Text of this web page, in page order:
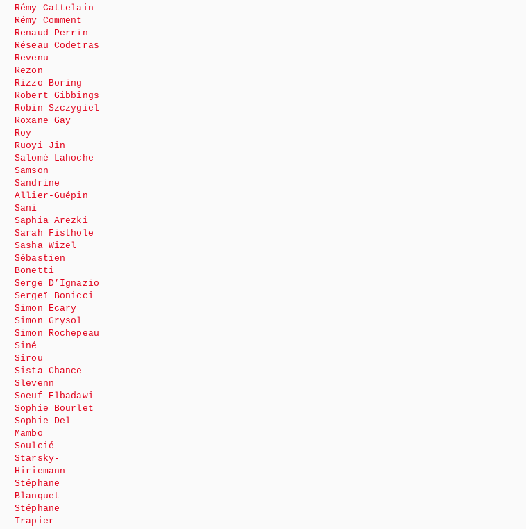
Rémy Cattelain
Rémy Comment
Renaud Perrin
Réseau Codetras
Revenu
Rezon
Rizzo Boring
Robert Gibbings
Robin Szczygiel
Roxane Gay
Roy
Ruoyi Jin
Salomé Lahoche
Samson
Sandrine
Allier-Guépin
Sani
Saphia Arezki
Sarah Fisthole
Sasha Wizel
Sébastien
Bonetti
Serge D’Ignazio
Sergeï Bonicci
Simon Ecary
Simon Grysol
Simon Rochepeau
Siné
Sirou
Sista Chance
Slevenn
Soeuf Elbadawi
Sophie Bourlet
Sophie Del
Mambo
Soulcié
Starsky-
Hiriemann
Stéphane
Blanquet
Stéphane
Trapier